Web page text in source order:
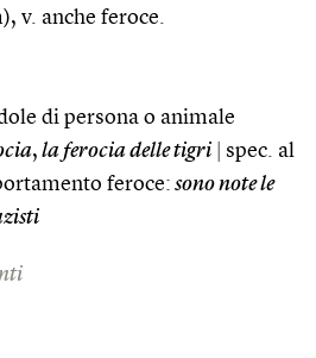
v. anche feroce.
di persona o animale
, la ferocia delle tigri
spec. al
feroce: sono note le